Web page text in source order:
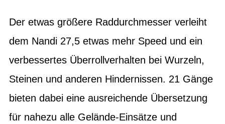
Der etwas größere Raddurchmesser verleiht
dem Nandi 27,5 etwas mehr Speed und ein
verbessertes Überrollverhalten bei Wurzeln,
Steinen und anderen Hindernissen. 21 Gänge
bieten dabei eine ausreichende Übersetzung
für nahezu alle Gelände-Einsätze und